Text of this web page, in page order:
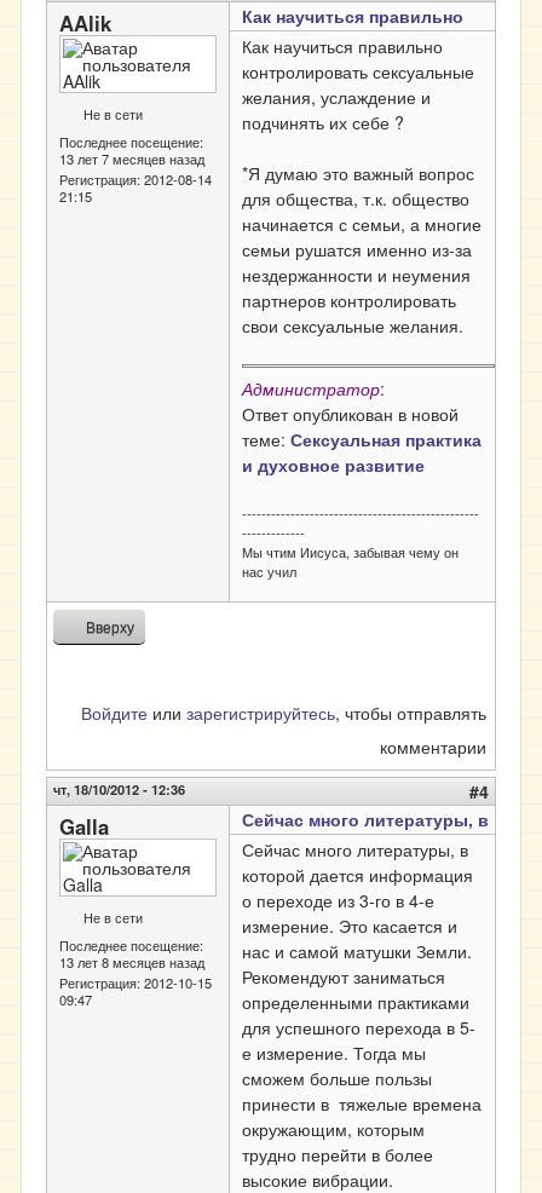
AAlik
Не в сети
Последнее посещение:
13 лет 7 месяцев назад
Регистрация:2012-08-14
21:15
Как научиться правильно
Как научиться правильно
контролировать сексуальные
желания, услаждение и
подчинять их себе ?
*Я думаю это важный вопрос
для общества, т.к. общество
начинается с семьи, а многие
семьи рушатся именно из-за
нездержанности и неумения
партнеров контролировать
свои сексуальные желания.
Администратор:
Ответ опубликован в новой
теме: Сексуальная практика
и духовное развитие
-------------------------------------------------
-------------
Мы чтим Иисуса, забывая чему он
нас учил
Вверху
Войдите или зарегистрируйтесь, чтобы отправлять
комментарии
чт, 18/10/2012 - 12:36 #4
Galla
Не в сети
Последнее посещение:
13 лет 8 месяцев назад
Регистрация:2012-10-15
09:47
Сейчас много литературы, в
Сейчас много литературы, в
которой дается информация
о переходе из 3-го в 4-е
измерение. Это касается и
нас и самой матушки Земли.
Рекомендуют заниматься
определенными практиками
для успешного перехода в 5-
е измерение. Тогда мы
сможем больше пользы
принести в тяжелые времена
окружающим, которым
трудно перейти в более
высокие вибрации.